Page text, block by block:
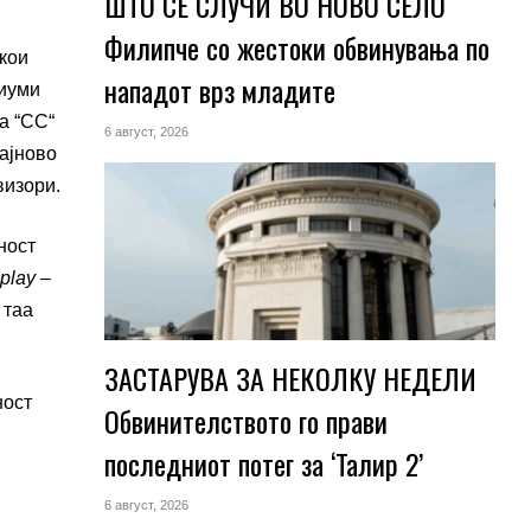
“CC“
–
Филипче со жестоки обвинувања по
нападот врз младите
6 август, 2026
ЗАСТАРУВА ЗА НЕКОЛКУ НЕДЕЛИ
Обвинителството го прави
последниот потег за ‘Талир 2’
6 август, 2026